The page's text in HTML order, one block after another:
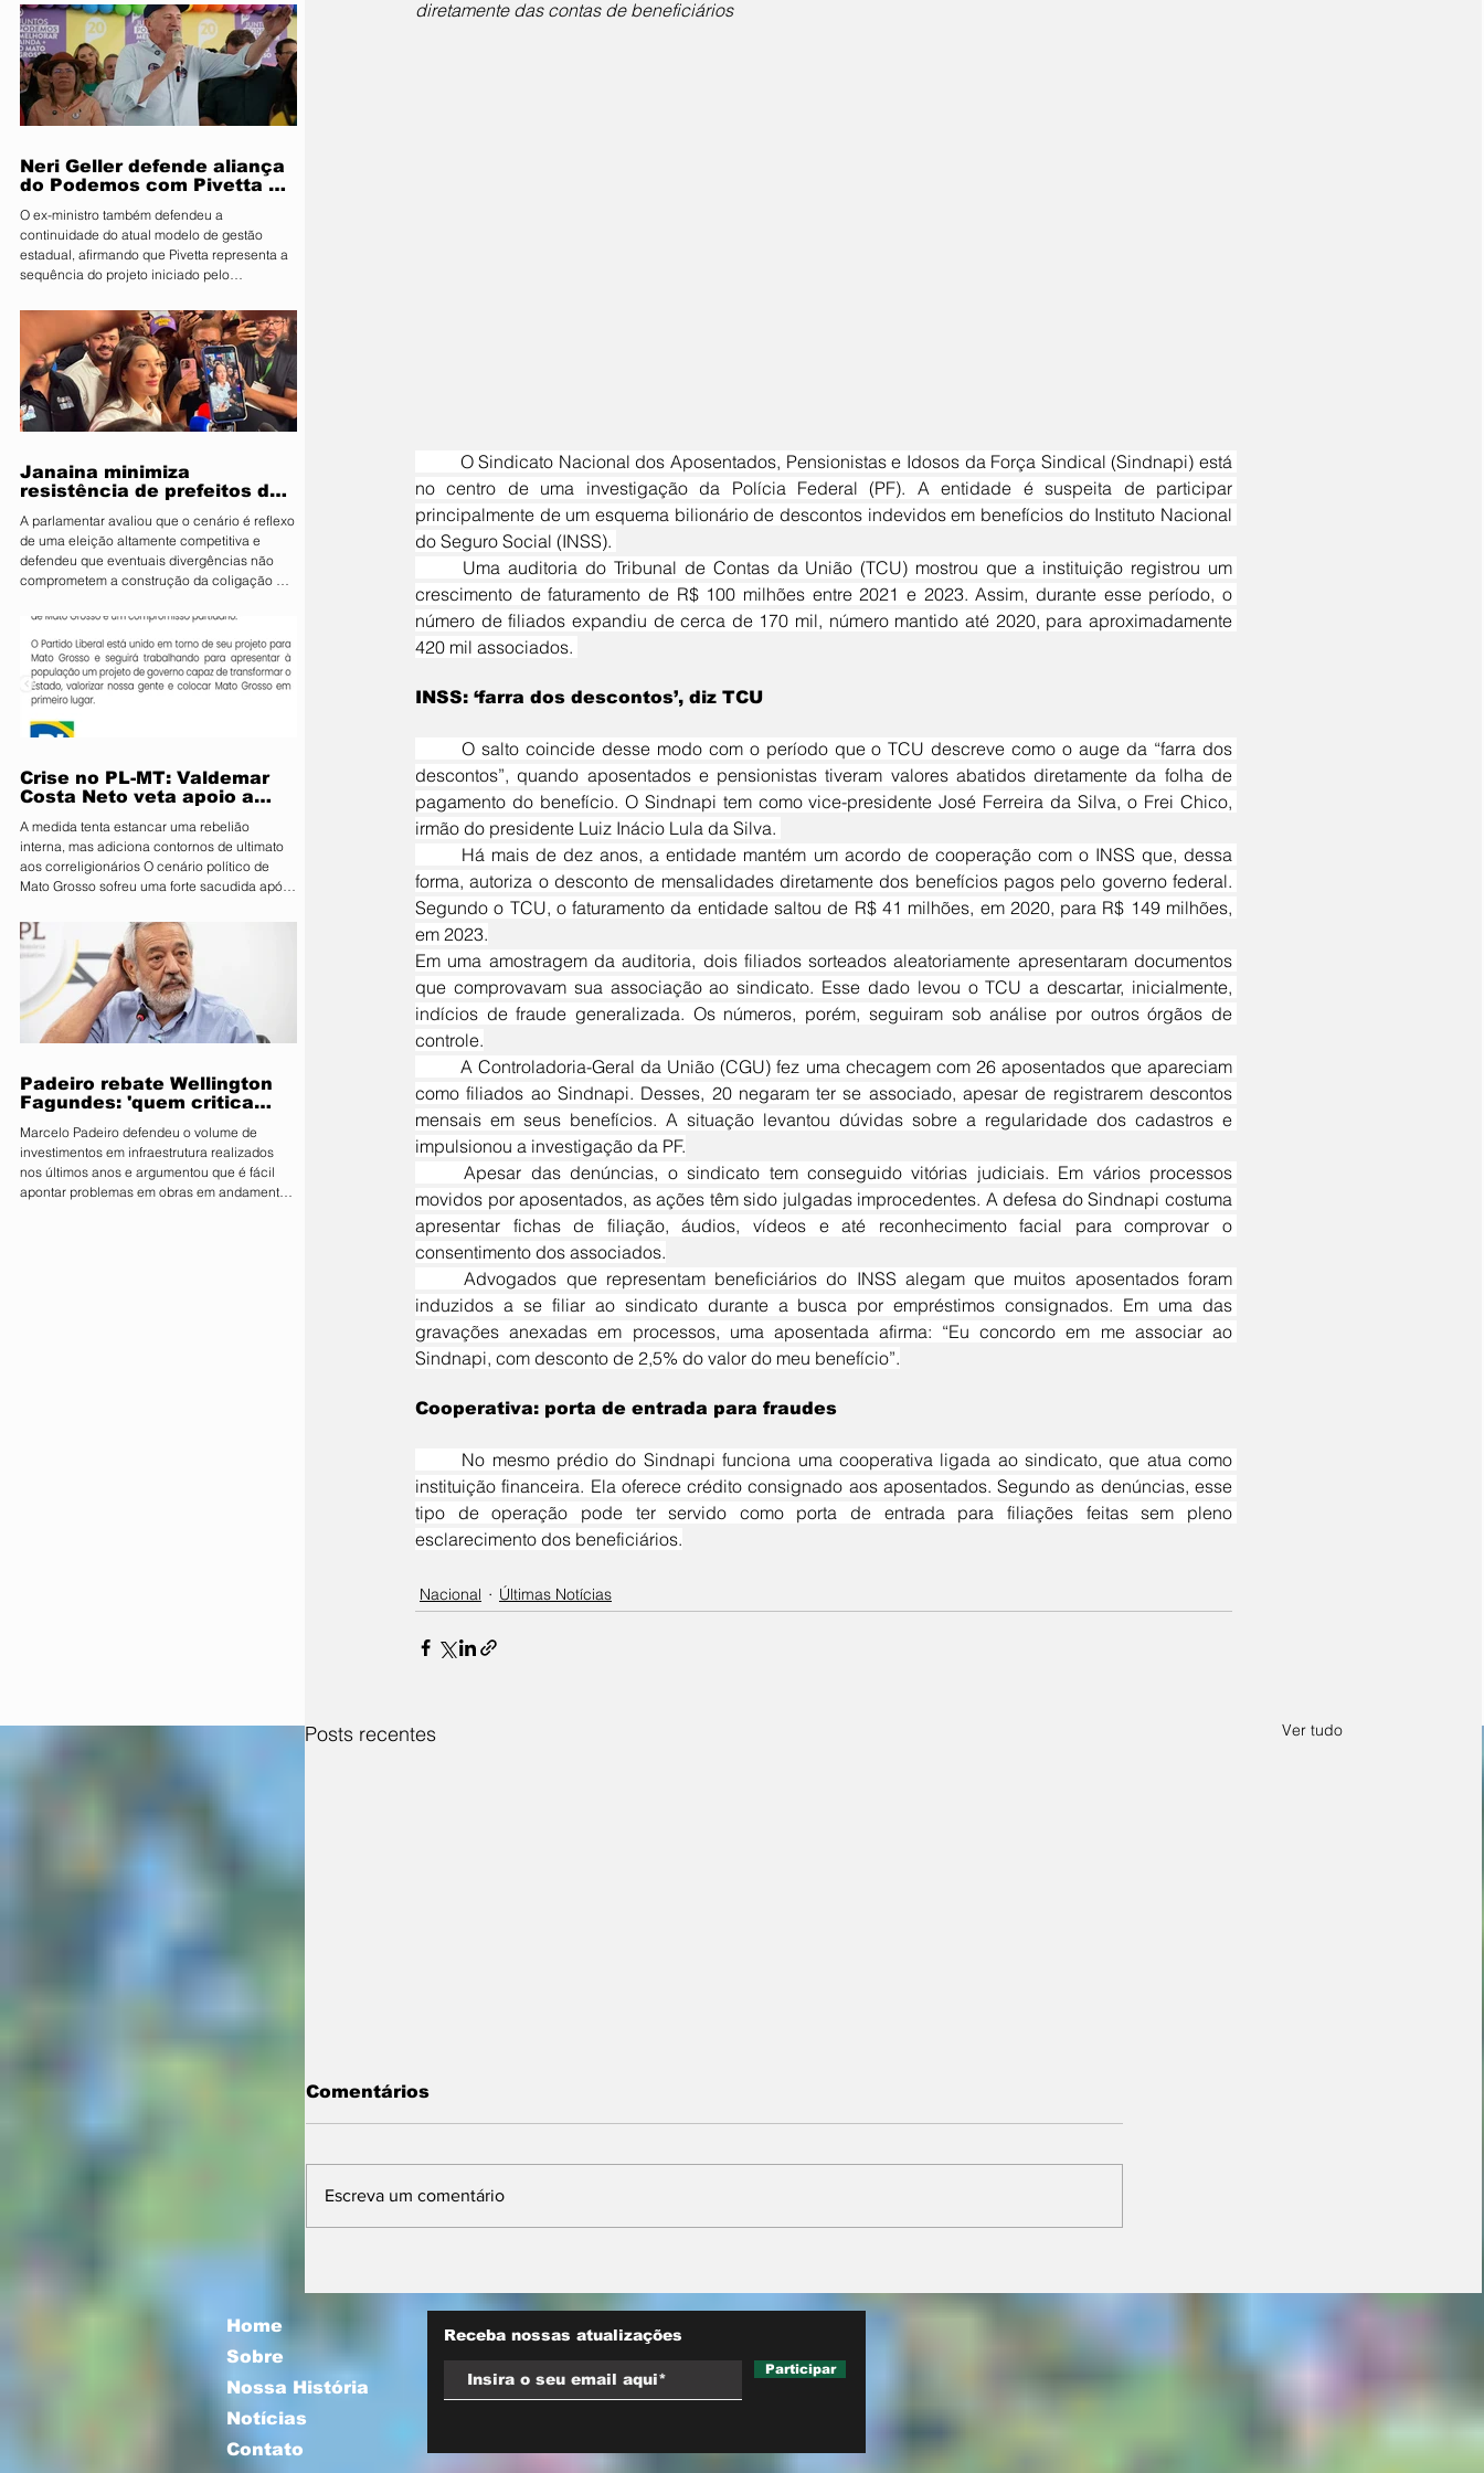
Segurança Pública e Mobilidade Urbana, em
parceria com a Fiscalização de Obras e
Posturas, realizou uma ação de orientação
aos proprietários de food trucks e
comerciantes ambulantes na noite desta
sexta-feira (31), sobre as novas regras para
utilização de mesas e cadeiras em espa
Neri Geller defende aliança
do Podemos com Pivetta e
com esse acordo
O ex-ministro também defendeu a
continuidade do atual modelo de gestão
estadual, afirmando que Pivetta representa a
sequência do projeto iniciado pelo
deputado federal pelo Podemos, Neri Geller,
participa nesta terça-feira (4) da convenção
do Republicanos e afirmou acreditar que o
partido deve oficializar uma aliança com a
sigla para apoiar a candidatura do
governador Otaviano Pivetta ao Governo de
Mato Grosso. Ao lado do também candid
Janaina minimiza
resistência de prefeitos do
essencial para fortalecer
candidatura do MDB ao
Senado
A parlamentar avaliou que o cenário é reflexo
de uma eleição altamente competitiva e
defendeu que eventuais divergências não
comprometem a construção da coligação A
candidata ao Senado, minimizou nesta terça-
feira (4) a resistência de integrantes do PL à
aliança entre os dois partidos e afirmou que
as divergências são naturais diante da
disputa eleitoral. Segundo ela, o acordo é
estratégico para fortalecer o projeto do MDB
e ampliar
Crise no PL-MT: Valdemar
Costa Neto veta apoio a
punição
A medida tenta estancar uma rebelião
interna, mas adiciona contornos de ultimato
aos correligionários O cenário político de
Mato Grosso sofreu uma forte sacudida após
do Partido Liberal (PL). Em reunião de
emergência realizada em Brasília, o
presidente nacional da sigla, Valdemar Costa
Neto, determinou que prefeitos, vereadores e
parlamentares da legenda no estado estão
expressamente proibidos de manifestar apoio
público ou pedir v
Padeiro rebate Wellington
Fagundes: 'quem critica
que mostrar'
Marcelo Padeiro defendeu o volume de
investimentos em infraestrutura realizados
nos últimos anos e argumentou que é fácil
apontar problemas em obras em andamento
diretamente das contas de beneficiários
no centro de uma investigação da Polícia Federal (PF). A entidade é suspeita de participar
principalmente de um esquema bilionário de descontos indevidos em benefícios do Instituto Nacional
do Seguro Social (INSS).
crescimento de faturamento de R$ 100 milhões entre 2021 e 2023. Assim, durante esse período, o
número de filiados expandiu de cerca de 170 mil, número mantido até 2020, para aproximadamente
420 mil associados.
INSS: ‘farra dos descontos’, diz TCU
descontos”, quando aposentados e pensionistas tiveram valores abatidos diretamente da folha de
pagamento do benefício. O Sindnapi tem como vice-presidente José Ferreira da Silva, o Frei Chico,
irmão do presidente Luiz Inácio Lula da Silva.
forma, autoriza o desconto de mensalidades diretamente dos benefícios pagos pelo governo federal.
Segundo o TCU, o faturamento da entidade saltou de R$ 41 milhões, em 2020, para R$ 149 milhões,
em 2023.
Em uma amostragem da auditoria, dois filiados sorteados aleatoriamente apresentaram documentos
que comprovavam sua associação ao sindicato. Esse dado levou o TCU a descartar, inicialmente,
indícios de fraude generalizada. Os números, porém, seguiram sob análise por outros órgãos de
controle.
	A Controladoria-Geral da União (CGU) fez uma checagem com 26 aposentados que apareciam
como filiados ao Sindnapi. Desses, 20 negaram ter se associado, apesar de registrarem descontos
mensais em seus benefícios. A situação levantou dúvidas sobre a regularidade dos cadastros e
impulsionou a investigação da PF.
	Apesar das denúncias, o sindicato tem conseguido vitórias judiciais. Em vários processos
movidos por aposentados, as ações têm sido julgadas improcedentes. A defesa do Sindnapi costuma
apresentar fichas de filiação, áudios, vídeos e até reconhecimento facial para comprovar o
consentimento dos associados.
	Advogados que representam beneficiários do INSS alegam que muitos aposentados foram
induzidos a se filiar ao sindicato durante a busca por empréstimos consignados. Em uma das
gravações anexadas em processos, uma aposentada afirma: “Eu concordo em me associar ao
Sindnapi, com desconto de 2,5% do valor do meu benefício”.
Cooperativa: porta de entrada para fraudes
instituição financeira. Ela oferece crédito consignado aos aposentados. Segundo as denúncias, esse
tipo de operação pode ter servido como porta de entrada para filiações feitas sem pleno
esclarecimento dos beneficiários.
Nacional Últimas Notícias
Posts recentes Ver tudo
novas regras para
atuação de food trucks
com Pivetta e afirma
do PL e diz que aliança
fortalecer candidatura
do MDB ao Senado
Comentários
Escreva um comentário
Home
Sobre
Nossa História
Notícias
Contato
Receba nossas atualizações
Participar